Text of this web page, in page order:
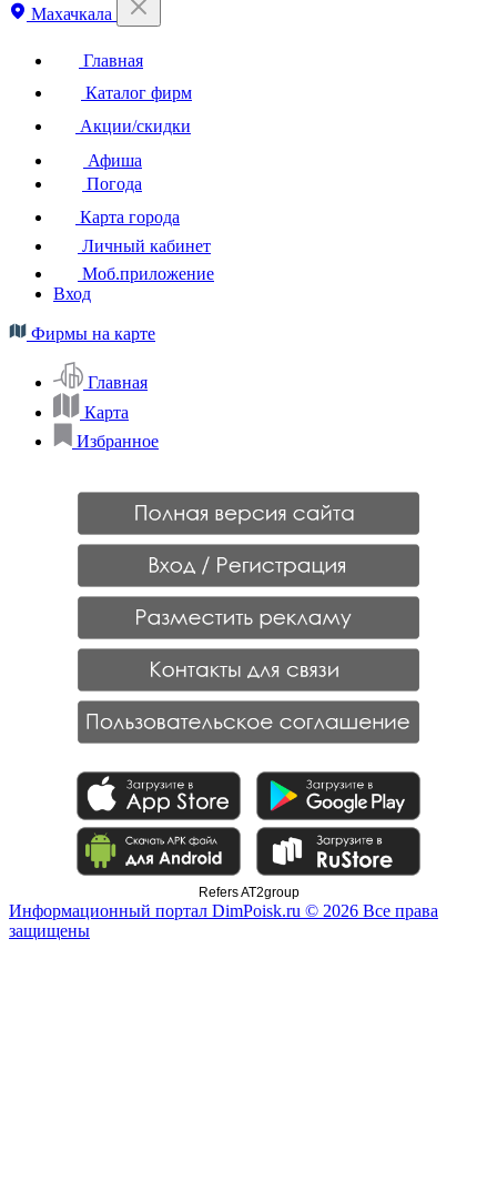
Махачкала
Главная
Каталог фирм
Акции/скидки
Афиша
Погода
Карта города
Личный кабинет
Моб.приложение
Вход
Фирмы на карте
Главная
Карта
Избранное
Refers AT2group
Информационный портал DimPoisk.ru © 2026 Все права
защищены